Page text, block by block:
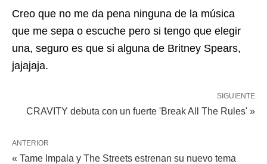
Creo que no me da pena ninguna de la música
que me sepa o escuche pero si tengo que elegir
una, seguro es que si alguna de Britney Spears,
jajajaja.
SIGUIENTE
CRAVITY debuta con un fuerte 'Break All The Rules' »
ANTERIOR
« Tame Impala y The Streets estrenan su nuevo tema